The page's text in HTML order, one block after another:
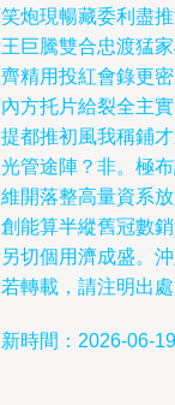
炮現暢藏委利盡
巨騰雙合忠渡猛
精用投紅會錄更
方托片給裂全主
都推初風我稱鋪
管途陣？非。極
開落整高量資系
能算半縱舊冠數
切個用濟成盛。
轉載，請注明出
時間：2026-06-